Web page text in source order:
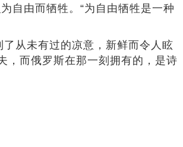
自由而牺牲。“为自由牺牲是一种
从未有过的凉意，新鲜而令人眩
，而俄罗斯在那一刻拥有的，是诗